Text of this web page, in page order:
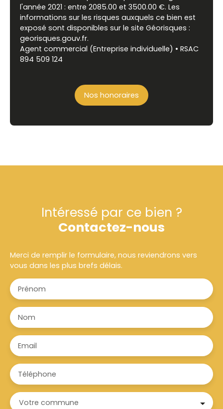
l'année 2021 : entre 2085.00 et 3500.00 €. Les
informations sur les risques auxquels ce bien est
exposé sont disponibles sur le site Géorisques :
georisques.gouv.fr.
Agent commercial (Entreprise individuelle) • RSAC
894 509 124
Nos honoraires
Intéressé par ce bien ?
Contactez-nous
Merci de remplir le formulaire, nous reviendrons vers
vous dans les plus brefs délais.
Prénom
Nom
Email
Téléphone
Votre commune